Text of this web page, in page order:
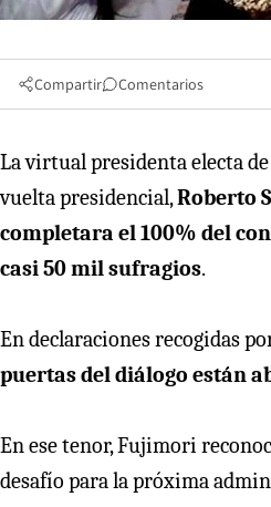
Compartir Comentarios
La virtual presidenta electa
vuelta presidencial,Roberto
completara el 100% del
casi 50 mil sufragios.
En declaraciones recogidas
puertas del diálogo están
En ese tenor, Fujimori
desafío para la próxima